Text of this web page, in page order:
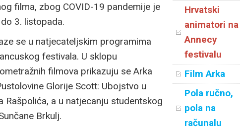
Hrvatski
animatori na
Annecy
festivalu
Film Arka
Pola ručno,
pola na
računalu
filma, zbog COVID-19 pandemije je
3. listopada.
se u natjecateljskim programima
festivala. U sklopu
filmova prikazuju se Arka
Glorije Scott: Ubojstvo u
Rašpolića, a u natjecanju studentskog
Brkulj.